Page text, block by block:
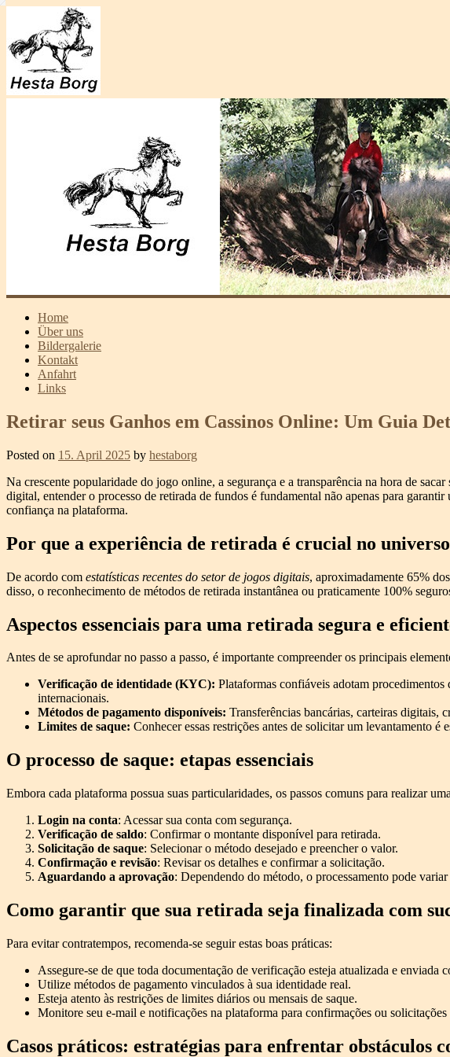
Home
Über uns
Bildergalerie
Kontakt
Anfahrt
Links
Retirar seus Ganhos em Cassinos Online: Um Guia
Posted on 15. April 2025 by hestaborg
Na crescente popularidade do jogo online, a segurança e a transparência na hora de
digital, entender o processo de retirada de fundos é fundamental não apenas para
confiança na plataforma.
Por que a experiência de retirada é crucial no universo
De acordo com estatísticas recentes do setor de jogos digitais, aproximadamente 65%
disso, o reconhecimento de métodos de retirada instantânea ou praticamente 100%
Aspectos essenciais para uma retirada segura e
Antes de se aprofundar no passo a passo, é importante compreender os principais
Verificação de identidade (KYC): Plataformas confiáveis adotam
internacionais.
Métodos de pagamento disponíveis: Transferências bancárias, carteiras digitais,
Limites de saque: Conhecer essas restrições antes de solicitar um levantamento é
O processo de saque: etapas essenciais
Embora cada plataforma possua suas particularidades, os passos comuns para realizar
Login na conta: Acessar sua conta com segurança.
Verificação de saldo: Confirmar o montante disponível para retirada.
Solicitação de saque: Selecionar o método desejado e preencher o valor.
Confirmação e revisão: Revisar os detalhes e confirmar a solicitação.
Aguardando a aprovação: Dependendo do método, o processamento pode variar
Como garantir que sua retirada seja finalizada com
Para evitar contratempos, recomenda-se seguir estas boas práticas:
Assegure-se de que toda documentação de verificação esteja atualizada e enviada
Utilize métodos de pagamento vinculados à sua identidade real.
Esteja atento às restrições de limites diários ou mensais de saque.
Monitore seu e-mail e notificações na plataforma para confirmações ou solicitações
Casos práticos: estratégias para enfrentar obstáculos